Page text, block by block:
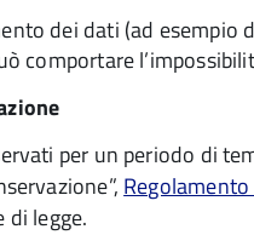
dei dati (ad
comportare
per un periodo di
di legge.